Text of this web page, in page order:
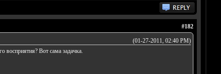
#182
(01-27-2011, 02:40 PM)
восприятия? Вот сама задачка.